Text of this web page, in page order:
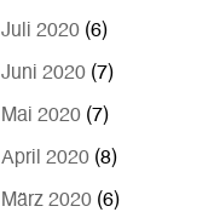
Juli 2020 (6)
Juni 2020 (7)
Mai 2020 (7)
April 2020 (8)
März 2020 (6)